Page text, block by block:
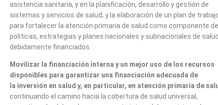
asistencia sanitaria, y en la planificación, desarrollo y gestión de
sistemas y servicios de salud; y la elaboración de un plan de
para fortalecer la atención primaria de salud como componente de
políticas, estrategias y planes nacionales y subnacionales de
debidamente financiados.
Movilizar la financiación interna y un mejor uso de los recursos
disponibles para garantizar una financiación adecuada de
la inversión en salud y, en particular, en atención primaria de
continuando el camino hacia la cobertura de salud universal,